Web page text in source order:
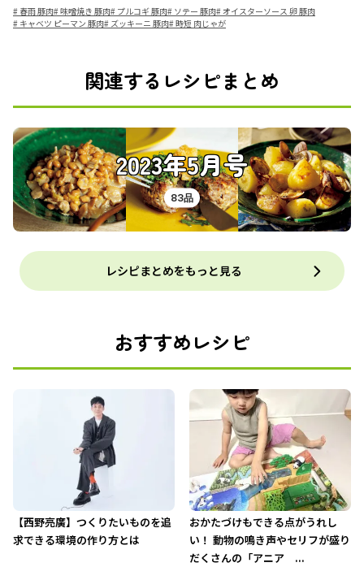
# 春雨 豚肉#味噌焼き 豚肉# プルコギ 豚肉# ソテー 豚肉#オイスターソース 卵 豚肉
# キャベツ ピーマン 豚肉# ズッキーニ 豚肉#時短 肉じゃが
関連するレシピまとめ
2023年5月号
83品
レシピまとめをもっと見る
おすすめレシピ
【西野亮廣】つくりたいものを追
求できる環境の作り方とは
おかたづけもできる点がうれし
い！ 動物の鳴き声やセリフが盛り
だくさんの「アニア ...